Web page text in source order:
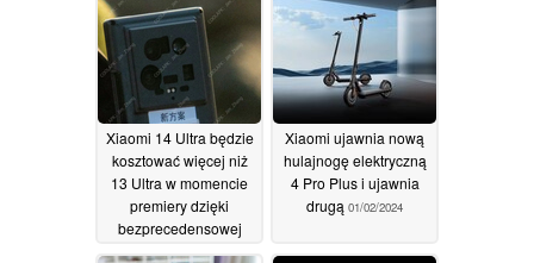
Xiaomi 14 Ultra będzie
kosztować więcej niż
13 Ultra w momencie
premiery dzięki
bezprecedensowej
technologii aparatu
Xiaomi ujawnia nową
hulajnogę elektryczną
4 Pro Plus i ujawnia
drugą 01/02/2024